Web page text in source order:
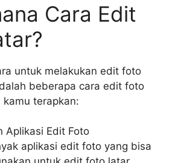
Cara Edit
untuk melakukan edit foto
beberapa cara edit foto
terapkan:
Aplikasi Edit Foto
aplikasi edit foto yang bisa